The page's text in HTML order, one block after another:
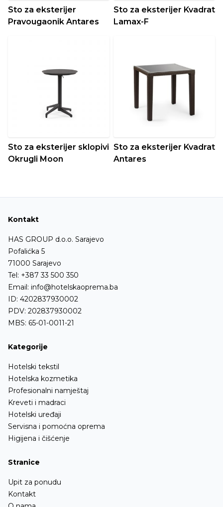
Sto za eksterijer
Pravougaonik Antares
Sto za eksterijer Kvadrat
Lamax-F
Sto za eksterijer sklopivi
Okrugli Moon
Sto za eksterijer Kvadrat
Antares
Kontakt
HAS GROUP d.o.o. Sarajevo
Pofalićka 5
71000 Sarajevo
Tel: +387 33 500 350
Email: info@hotelskaoprema.ba
ID: 4202837930002
PDV: 202837930002
MBS: 65-01-0011-21
Kategorije
Hotelski tekstil
Hotelska kozmetika
Profesionalni namještaj
Kreveti i madraci
Hotelski uređaji
Servisna i pomoćna oprema
Higijena i čišćenje
Stranice
Upit za ponudu
Kontakt